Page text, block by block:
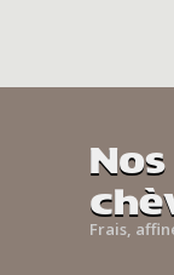
Frais,